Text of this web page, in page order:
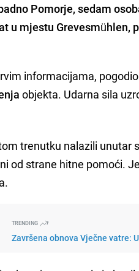
Pomorje, sedam
u mjestu
informacijama,
objekta. Udarna sila
trenutku nalazili unutar
od strane hitne pomoći.
TRENDING
Završena obnova Vječne vatre: